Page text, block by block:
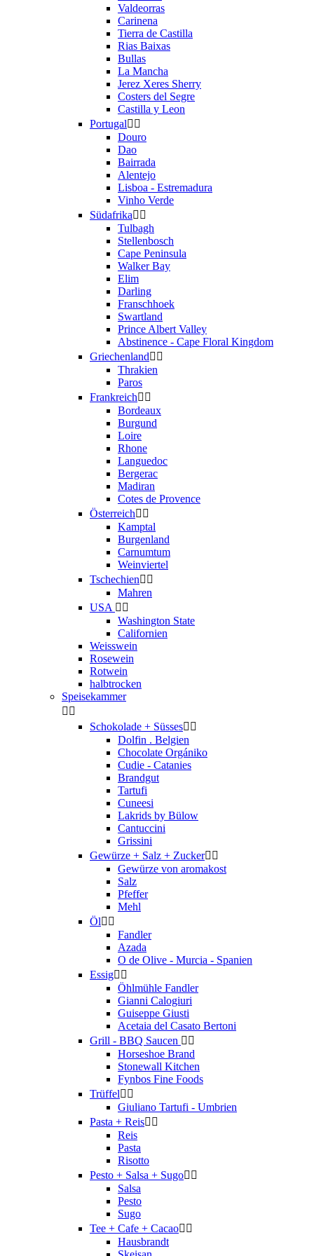
Valdeorras
Carinena
Tierra de Castilla
Rias Baixas
Bullas
La Mancha
Jerez Xeres Sherry
Costers del Segre
Castilla y Leon
Portugal 
Douro
Dao
Bairrada
Alentejo
Lisboa - Estremadura
Vinho Verde
Südafrika 
Tulbagh
Stellenbosch
Cape Peninsula
Walker Bay
Elim
Darling
Franschhoek
Swartland
Prince Albert Valley
Abstinence - Cape Floral Kingdom
Griechenland 
Thrakien
Paros
Frankreich 
Bordeaux
Burgund
Loire
Rhone
Languedoc
Bergerac
Madiran
Cotes de Provence
Österreich 
Kamptal
Burgenland
Carnumtum
Weinviertel
Tschechien 
Mahren
USA  
Washington State
Californien
Weisswein
Rosewein
Rotwein
halbtrocken
Speisekammer
 
Schokolade + Süsses 
Dolfin . Belgien
Chocolate Orgániko
Cudie - Catanies
Brandgut
Tartufi
Cuneesi
Lakrids by Bülow
Cantuccini
Grissini
Gewürze + Salz + Zucker 
Gewürze von aromakost
Salz
Pfeffer
Mehl
Öl 
Fandler
Azada
O de Olive - Murcia - Spanien
Essig 
Öhlmühle Fandler
Gianni Calogiuri
Guiseppe Giusti
Acetaia del Casato Bertoni
Grill - BBQ Saucen  
Horseshoe Brand
Stonewall Kitchen
Fynbos Fine Foods
Trüffel 
Giuliano Tartufi - Umbrien
Pasta + Reis 
Reis
Pasta
Risotto
Pesto + Salsa + Sugo 
Salsa
Pesto
Sugo
Tee + Cafe + Cacao 
Hausbrandt